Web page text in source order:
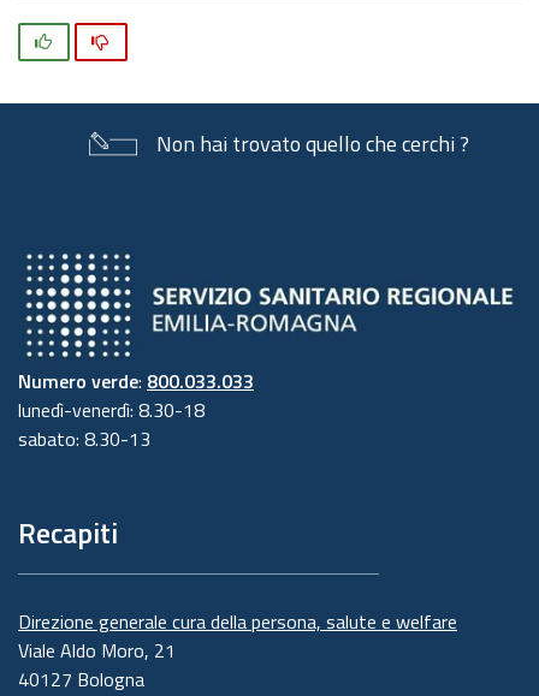
Non hai trovato quello che cerchi ?
Numero verde: 800.033.033
lunedì-venerdì: 8.30-18
sabato: 8.30-13
Recapiti
Direzione generale cura della persona, salute e welfare
Viale Aldo Moro, 21
40127 Bologna